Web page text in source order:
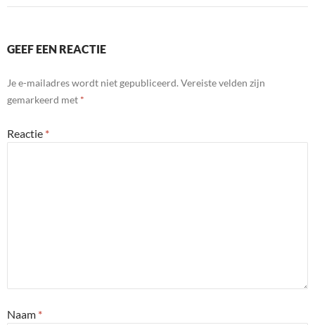
GEEF EEN REACTIE
Je e-mailadres wordt niet gepubliceerd. Vereiste velden zijn
gemarkeerd met *
Reactie *
Naam *